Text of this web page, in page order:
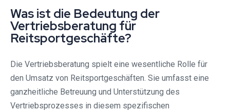
Was ist die Bedeutung der
Vertriebsberatung für
Reitsportgeschäfte?
Die Vertriebsberatung spielt eine wesentliche Rolle für
den Umsatz von Reitsportgeschäften. Sie umfasst eine
ganzheitliche Betreuung und Unterstützung des
Vertriebsprozesses in diesem spezifischen